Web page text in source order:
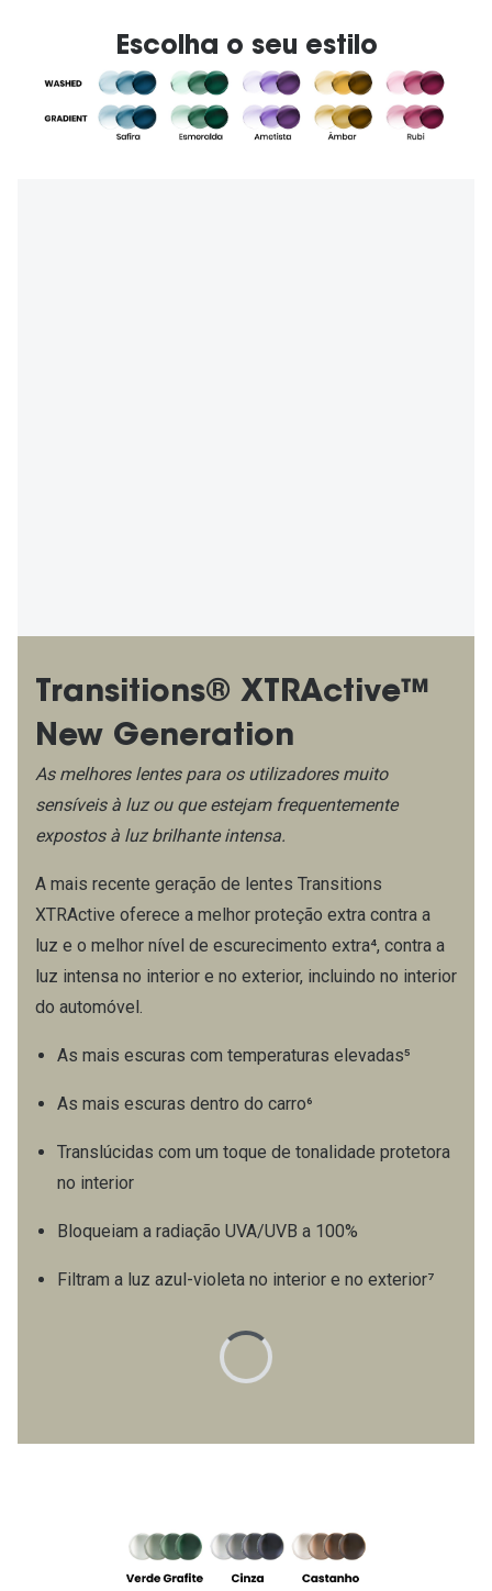
Escolha o seu estilo
Transitions® XTRActive™
New Generation
As melhores lentes para os utilizadores muito
sensíveis à luz ou que estejam frequentemente
expostos à luz brilhante intensa.​
A mais recente geração de lentes Transitions
XTRActive oferece a melhor proteção extra contra a
luz e o melhor nível de escurecimento extra⁴, contra a
luz intensa no interior e no exterior, incluindo no interior
do automóvel.​
As mais escuras com temperaturas elevadas⁵
As mais escuras dentro do carro⁶
Translúcidas com um toque de tonalidade protetora
no interior
Bloqueiam a radiação UVA/UVB a 100%
Filtram a luz azul-violeta no interior e no exterior⁷